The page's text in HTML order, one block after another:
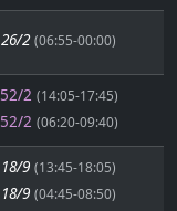
26/2 (06:55-00:00)
52/2 (14:05-17:45)
52/2 (06:20-09:40)
18/9 (13:45-18:05)
18/9 (04:45-08:50)